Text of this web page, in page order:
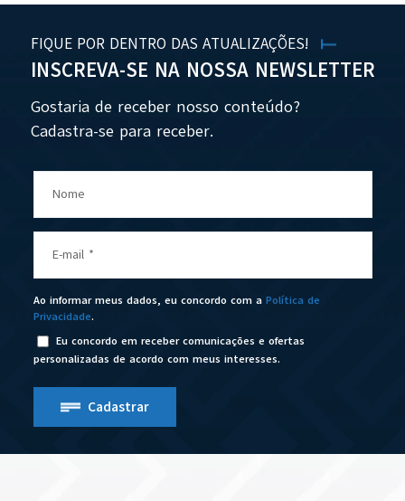
FIQUE POR DENTRO DAS ATUALIZAÇÕES!
INSCREVA-SE NA NOSSA NEWSLETTER
Gostaria de receber nosso conteúdo?
Cadastra-se para receber.
Nome
E-mail *
Ao informar meus dados, eu concordo com a Política de
Privacidade.
Eu concordo em receber comunicações e ofertas
personalizadas de acordo com meus interesses.
Cadastrar